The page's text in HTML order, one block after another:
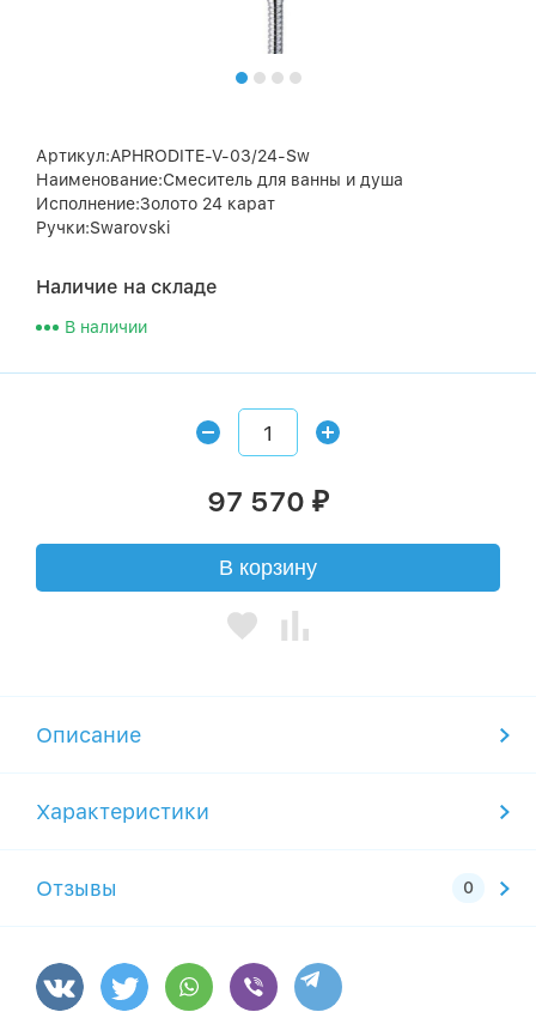
Артикул:APHRODITE-V-03/24-Sw
Наименование:Смеситель для ванны и душа
Исполнение:Золото 24 карат
Ручки:Swarovski
Наличие на складе
В наличии
97 570 ₽
В корзину
Описание
Характеристики
Отзывы